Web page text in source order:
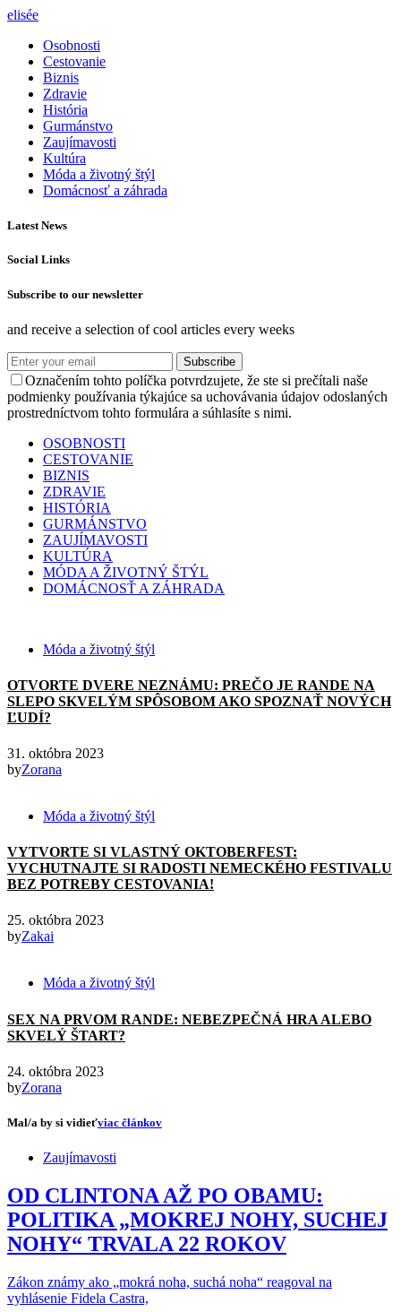
elisée
Osobnosti
Cestovanie
Biznis
Zdravie
História
Gurmánstvo
Zaujímavosti
Kultúra
Móda a životný štýl
Domácnosť a záhrada
Latest News
Social Links
Subscribe to our newsletter
and receive a selection of cool articles every weeks
Subscribe
Označením tohto políčka potvrdzujete, že ste si prečítali naše
podmienky používania týkajúce sa uchovávania údajov odoslaných
prostredníctvom tohto formulára a súhlasíte s nimi.
OSOBNOSTI
CESTOVANIE
BIZNIS
ZDRAVIE
HISTÓRIA
GURMÁNSTVO
ZAUJÍMAVOSTI
KULTÚRA
MÓDA A ŽIVOTNÝ ŠTÝL
DOMÁCNOSŤ A ZÁHRADA
Móda a životný štýl
OTVORTE DVERE NEZNÁMU: PREČO JE RANDE NA
SLEPO SKVELÝM SPÔSOBOM AKO SPOZNAŤ NOVÝCH
ĽUDÍ?
31. októbra 2023
byZorana
Móda a životný štýl
VYTVORTE SI VLASTNÝ OKTOBERFEST:
VYCHUTNAJTE SI RADOSTI NEMECKÉHO FESTIVALU
BEZ POTREBY CESTOVANIA!
25. októbra 2023
byZakai
Móda a životný štýl
SEX NA PRVOM RANDE: NEBEZPEČNÁ HRA ALEBO
SKVELÝ ŠTART?
24. októbra 2023
byZorana
Mal/a by si vidieťviac článkov
Zaujímavosti
OD CLINTONA AŽ PO OBAMU:
POLITIKA „MOKREJ NOHY, SUCHEJ
NOHY“ TRVALA 22 ROKOV
Zákon známy ako „mokrá noha, suchá noha“ reagoval na
vyhlásenie Fidela Castra,